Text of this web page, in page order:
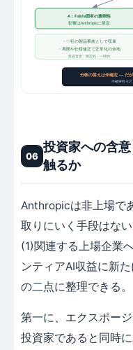
A：Fable固有の脆弱性
影響はAnthropicに限定
・一社の製品事故として収束
・再開や仕様修正で正常化の余地
投資含意：限定的・一時的
分岐の答えは未確定 ― だ
不確実性その
06
投資家への含
触るか
Anthropicは非上場で
取りにいく手段はな
(1)関連する上場企業
ンティアAI収益に新
の二点に整理できる。
第一に、エクスポー
投資家であると同時